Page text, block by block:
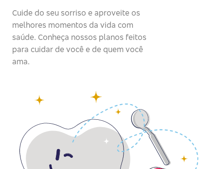
Cuide do seu sorriso e aproveite os
melhores momentos da vida com
saúde. Conheça nossos planos feitos
para cuidar de você e de quem você
ama.